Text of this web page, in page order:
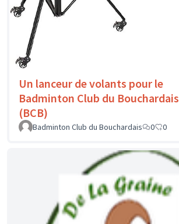
Un lanceur de volants pour le
Badminton Club du Bouchardais
(BCB)
Badminton Club du Bouchardais 0 0